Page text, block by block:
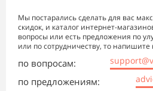
Мы постарались сделать для вас
скидок, и каталог интернет-
вопросы или есть предложения по
или по сотрудничеству, то напишите
по вопросам:
по предложениям: